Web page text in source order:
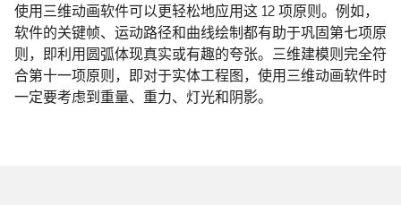
使用三维动画软件可以更轻松地应用这 12 项原则。例如，
软件的关键帧、运动路径和曲线绘制都有助于巩固第七项原
则，即利用圆弧体现真实或有趣的夸张。三维建模则完全符
合第十一项原则，即对于实体工程图，使用三维动画软件时
一定要考虑到重量、重力、灯光和阴影。